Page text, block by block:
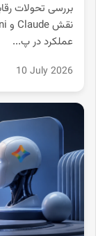
عملکرد در پ...
10 July 2026